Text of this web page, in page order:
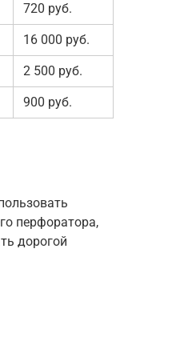
720 руб.
16 000 руб.
2 500 руб.
900 руб.
перфоратора,
дорогой